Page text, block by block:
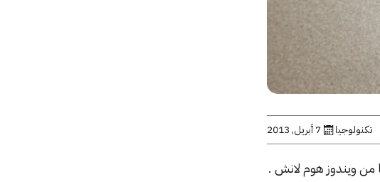
تكنولوجيا 7 أبريل, 2013
ويندوز هوم لانش .